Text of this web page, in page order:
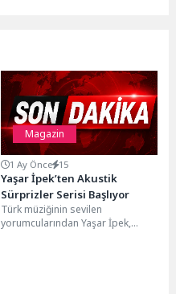
Magazin
1 Ay Önce 15
Yaşar İpek’ten Akustik
Sürprizler Serisi Başlıyor
Türk müziğinin sevilen
yorumcularından Yaşar İpek,